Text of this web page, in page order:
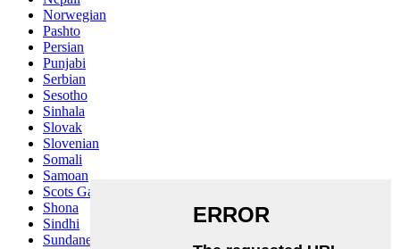
Norwegian
Pashto
Persian
Punjabi
Serbian
Sesotho
Sinhala
Slovak
Slovenian
Somali
Samoan
Scots Gaelic
Shona
Sindhi
Sundanese